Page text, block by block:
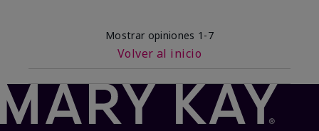
Mostrar opiniones 1-7
Volver al inicio